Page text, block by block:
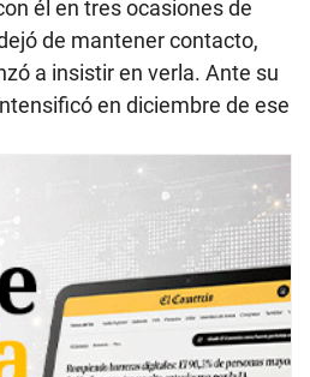
él en tres ocasiones de
de mantener contacto,
a insistir en verla. Ante su
en diciembre de ese